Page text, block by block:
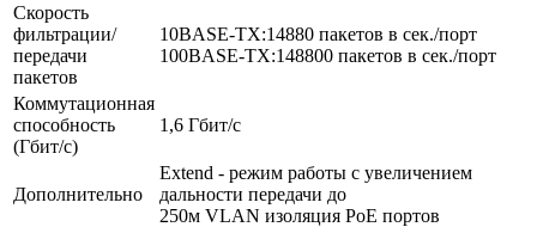
Скорость
фильтрации/
передачи
пакетов
10BASE-TX:14880 пакетов в сек./порт
100BASE-TX:148800 пакетов в сек./порт
Коммутационная
способность
(Гбит/с)
1,6 Гбит/с
Дополнительно
Extend - режим работы с увеличением
дальности передачи до
250м VLAN изоляция РоЕ портов